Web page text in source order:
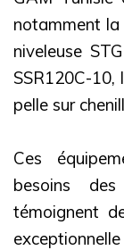
notamment la
niveleuse
SSR120C-10,
pelle sur
Ces
besoins
témoignent